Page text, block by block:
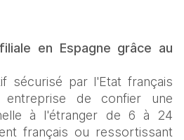
en Espagne grâce au
sécurisé par l'Etat français
de confier une
à l'étranger de 6 à 24
français ou ressortissant